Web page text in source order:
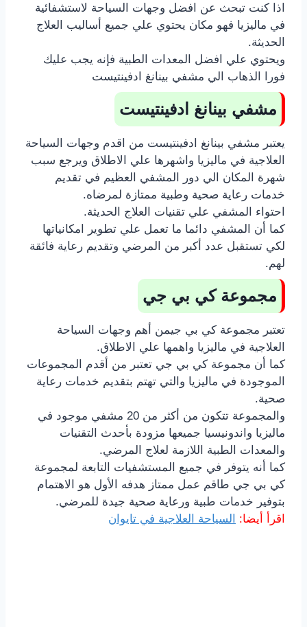
اذا كنت تبحث عن افضل وجهات السياحة لاستشفائية
في ماليزيا فهو مكان يحتوي علي جميع أساليب العلاج
الحديثة.
ويحتوي علي افضل المعدات الطبية فإنه يجب عليك
فورا الذهاب الي مشفي بينانغ
ادفينتيست
مشفي بينانغ ادفينتيست
يعتبر مشفي بينانغ ادفينتيست من اقدم وجهات السياحة
العلاجية في ماليزيا واشهرها علي الاطلاق ويرجع سبب
شهرة المكان الي دور المشفي العظيم في تقديم
خدمات رعاية صحية وطبية ممتازة لمرضاه.
احتواء المشفي علي تقنيات العلاج الحديثة.
كما أن المشفي دائما ما تعمل علي تطوير امكانياتها
لكي تستقبل عدد أكبر من المرضي وتقديم رعاية فائقة
لهم.
مجموعة كي بي جي
تعتبر مجموعة كي بي جيمن أهم وجهات السياحة
العلاجية في ماليزيا واهمها علي الاطلاق.
كما أن مجموعة كي بي جي تعتبر من أقدم المجموعات
الموجودة في ماليزيا والتي تهتم بتقديم خدمات رعاية
صحية.
والمجموعة تتكون من أكثر من 20 مشفي موجود في
ماليزيا واندونيسيا جميعها مزودة بأحدث التقنيات
والمعدات الطبية اللازمة لعلاج المرضي.
كما أنه يتوفر في جميع المستشفيات التابعة لمجموعة
كي بي جي طاقم عمل ممتاز هدفه الأول هو الاهتمام
بتوفير خدمات طبية ورعاية صحية جيدة للمرضي.
اقرأ أيضا:
السياحة العلاجية في تايوان